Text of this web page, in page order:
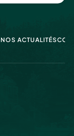
NOS ACTUALITÉS